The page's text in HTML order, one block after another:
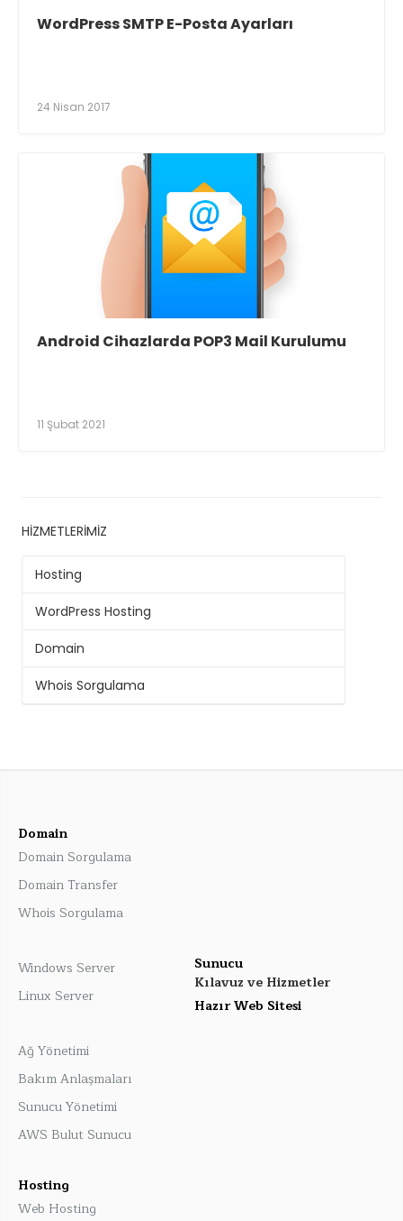
WordPress SMTP E-Posta Ayarları
24 Nisan 2017
Android Cihazlarda POP3 Mail Kurulumu
11 Şubat 2021
HIZMETLERIMIZ
Hosting
WordPress Hosting
Domain
Whois Sorgulama
Domain
Domain Sorgulama
Domain Transfer
Whois Sorgulama
Sunucu
Windows Server
Linux Server
Kılavuz ve Hizmetler
Ağ Yönetimi
Bakım Anlaşmaları
Sunucu Yönetimi
AWS Bulut Sunucu
Hazır Web Sitesi
Hosting
Web Hosting